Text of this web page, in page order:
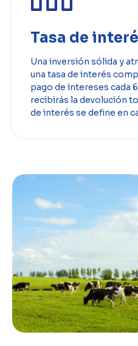
Tasa de
Una inversión sólida y
una tasa de interés
pago de intereses cada
recibirás la devolución
de interés se define en